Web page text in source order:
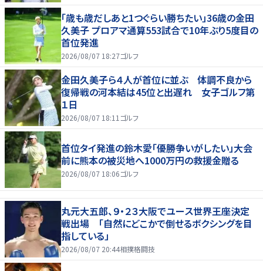
「歳も歳だしあと1つぐらい勝ちたい」36歳の金田
久美子 プロアマ通算553試合で10年ぶり5度目の
首位発進
2026/08/07 18:27ゴルフ
金田久美子ら４人が首位に並ぶ 体調不良から
復帰戦の河本結は45位と出遅れ 女子ゴルフ第
１日
2026/08/07 18:11 ゴルフ
首位タイ発進の鈴木愛「優勝争いがしたい」大会
前に熊本の被災地へ1000万円の救援金贈る
2026/08/07 18:06ゴルフ
丸元大五郎、９・２３大阪でユース世界王座決定
戦出場 「自然にどこかで倒せるボクシングを目
指している」
2026/08/07 20:44相撲格闘技